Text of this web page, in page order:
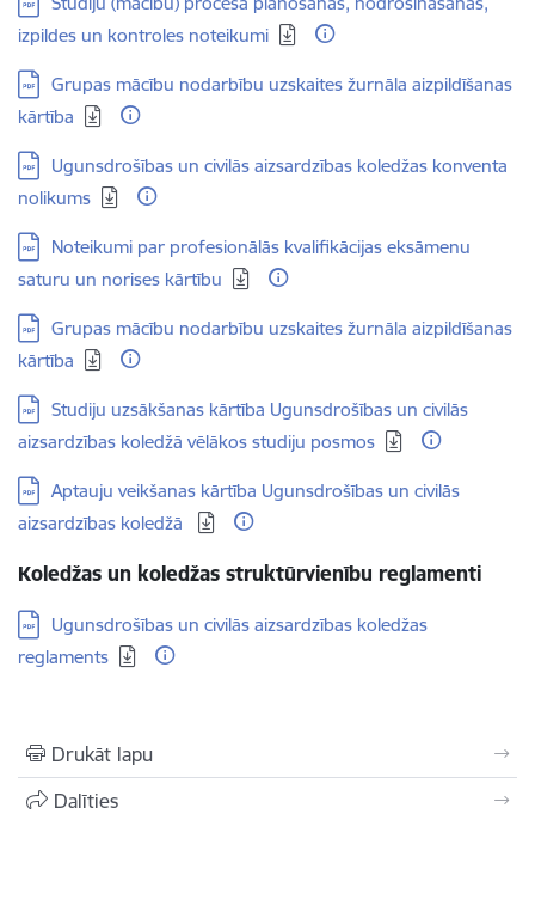
izpildes un kontroles noteikumi
Lejupielādēt:
Grupas mācību nodarbību uzskaites žurnāla aizpildīšanas
kārtība
Lejupielādēt:
Ugunsdrošības un civilās aizsardzības koledžas konventa
nolikums
Lejupielādēt:
Noteikumi par profesionālās kvalifikācijas eksāmenu
saturu un norises kārtību
Lejupielādēt:
Grupas mācību nodarbību uzskaites žurnāla aizpildīšanas
kārtība
Lejupielādēt:
Studiju uzsākšanas kārtība Ugunsdrošības un civilās
aizsardzības koledžā vēlākos studiju posmos
Lejupielādēt:
Aptauju veikšanas kārtība Ugunsdrošības un civilās
aizsardzības koledžā
Koledžas un koledžas struktūrvienību reglamenti
Lejupielādēt:
Ugunsdrošības un civilās aizsardzības koledžas
reglaments
Drukāt lapu
Dalīties